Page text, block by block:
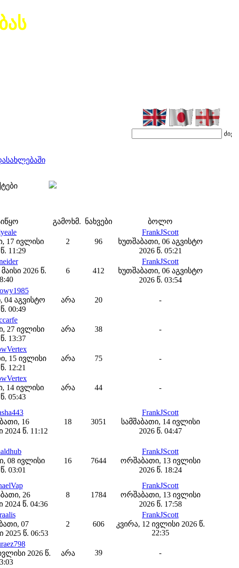
გამოხმ. ნახვები ბოლო
17 ივლისი
11:29
2 96
FrankJScott
ხუთშაბათი, 06 აგვისტო
2026 წ. 05:21
2026 წ.
6 412
FrankJScott
ხუთშაბათი, 06 აგვისტო
2026 წ. 03:54
04 აგვისტო
00:49
არა 20 -
27 ივლისი
13:37
არა 38 -
15 ივლისი
12:21
არა 75 -
14 ივლისი
05:43
არა 44 -
16
2024 წ. 11:12
18 3051
FrankJScott
სამშაბათი, 14 ივლისი
2026 წ. 04:47
08 ივლისი
03:01
16 7644
FrankJScott
ორშაბათი, 13 ივლისი
2026 წ. 18:24
26
2024 წ. 04:36
8 1784
FrankJScott
ორშაბათი, 13 ივლისი
2026 წ. 17:58
07
წ. 06:53
2 606
FrankJScott
კვირა, 12 ივლისი 2026 წ.
22:35
2026 წ.
არა 39 -